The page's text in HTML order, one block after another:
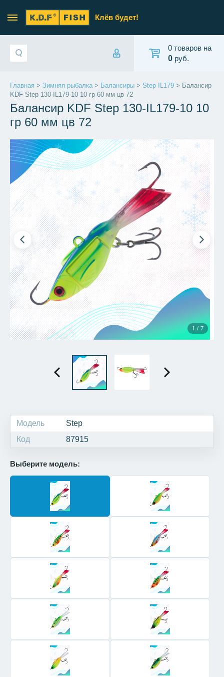
Клёв будет!
0 товаров на
0 руб.
Главная > Зимняя рыбалка> Балансиры > Step IL179 > Балансир
KDF Step 130-IL179-10 10 гр 60 мм цв 72
Балансир KDF Step 130-IL179-10 10
гр 60 мм цв 72
1 / 7
Модель
Step
Код
87915
Выберите модель: